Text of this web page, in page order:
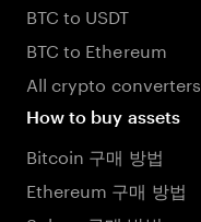
BTC to USDT
BTC to Ethereum
All crypto converters
How to buy assets
Bitcoin 구매 방법
Ethereum 구매 방법